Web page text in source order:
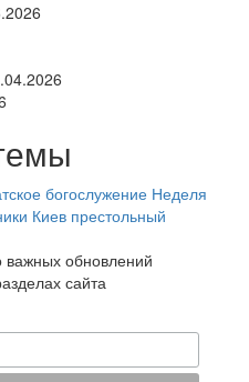
богослужение Неделя
Киев престольный
важных обновлений
сайта